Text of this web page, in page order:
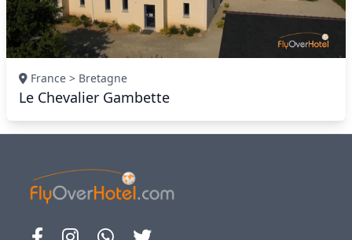
France > Bretagne
Le Chevalier Gambette